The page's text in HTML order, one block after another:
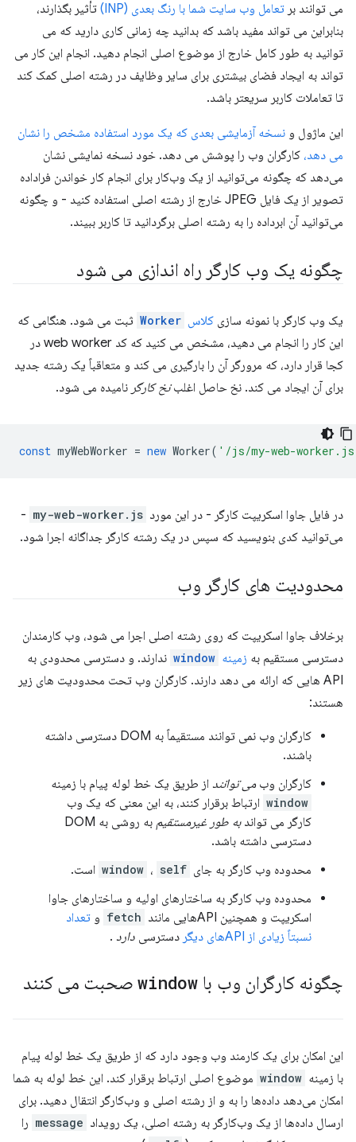
می توانند بر تعامل وب سایت شما با رنگ بعدی (INP)
تأثیر بگذارند،
بنابراین می تواند مفید باشد که بدانید چه زمانی کاری دارید که می
توانید به طور کامل خارج از موضوع اصلی انجام دهید. انجام این کار می
تواند به ایجاد فضای بیشتری برای سایر وظایف در رشته اصلی کمک کند
تا تعاملات کاربر سریعتر باشد.
این ماژول و نسخه آزمایشی بعدی که یک مورد استفاده مشخص را نشان
می دهد، کارگران وب را پوشش می دهد. خود نسخه نمایشی نشان
می‌دهد که چگونه می‌توانید از یک وب‌کار برای انجام کار خواندن فراداده
تصویر از یک فایل JPEG خارج از رشته اصلی استفاده کنید - و چگونه
می‌توانید آن ابرداده را به رشته اصلی برگردانید تا کاربر ببیند.
چگونه یک وب کارگر راه اندازی می شود
یک وب کارگر با نمونه سازی کلاس Worker ثبت می شود. هنگامی که
این کار را انجام می دهید، مشخص می کنید که کد web worker در
کجا قرار دارد، که مرورگر آن را بارگیری می کند و متعاقباً یک رشته جدید
برای آن ایجاد می کند. نخ حاصل اغلبنخ کارگر نامیده می شود.
const myWebWorker = new Worker( '/js/my-web-
در فایل جاوا اسکریپت کارگر - در این مورد my-web-worker.js
-
می‌توانید کدی بنویسید که سپس در یک رشته کارگر جداگانه اجرا شود.
محدودیت های کارگر وب
برخلاف جاوا اسکریپت که روی رشته اصلی اجرا می شود، وب کارمندان
دسترسی مستقیم به زمینه window ندارند. و دسترسی محدودی به
API هایی که ارائه می دهد دارند. کارگران وب تحت محدودیت های زیر
هستند:
کارگران وب نمی توانند مستقیماً به DOM دسترسی داشته
باشند.
کارگران وب می توانند از طریق یک خط لوله پیام با زمینه
window ارتباط برقرار کنند، به این معنی که یک وب
کارگر می تواندبه طور غیرمستقیم
به روشی به DOM
دسترسی داشته باشد.
محدوده وب کارگر به جای
window ، self
است.
محدوده وب کارگر به ساختارهای اولیه و ساختارهای جاوا
اسکریپت و همچنین APIهایی مانند
fetch و تعداد
نسبتاً زیادی از APIهای دیگر
دسترسی دارد .
چگونه کارگران وب باwindowصحبت می کنند
این امکان برای یک کارمند وب وجود دارد که از طریق یک خط لوله پیام
با زمینه window موضوع اصلی ارتباط برقرار کند. این خط لوله به شما
امکان می‌دهد داده‌ها را به و از رشته اصلی و وب‌کارگر انتقال دهید. برای
ارسال داده‌ها از یک وب‌کارگر به رشته اصلی، یک رویداد message را